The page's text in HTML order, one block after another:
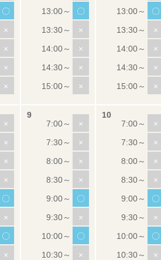
〇
×
×
×
×
〇
×
×
×
×
〇
×
×
×
×
×
×
×
×
〇
×
〇
×
×
×
×
×
〇
×
〇
×
×
×
×
×
〇
×
〇
×